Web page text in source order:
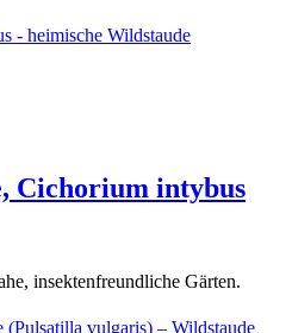
Cichorium intybus
insektenfreundliche Gärten.